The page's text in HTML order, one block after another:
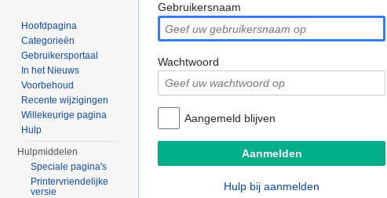
Gebruikersnaam
Wachtwoord
Aangemeld blijven
Hulp bij aanmelden
Hoofdpagina
Categorieën
Gebruikersportaal
In het Nieuws
Voorbehoud
Recente wijzigingen
Willekeurige pagina
Hulp
Hulpmiddelen
Speciale pagina's
Printervriendelijke
versie